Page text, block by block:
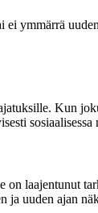
ymmärrä
Kun
laajentunut
uuden ajan